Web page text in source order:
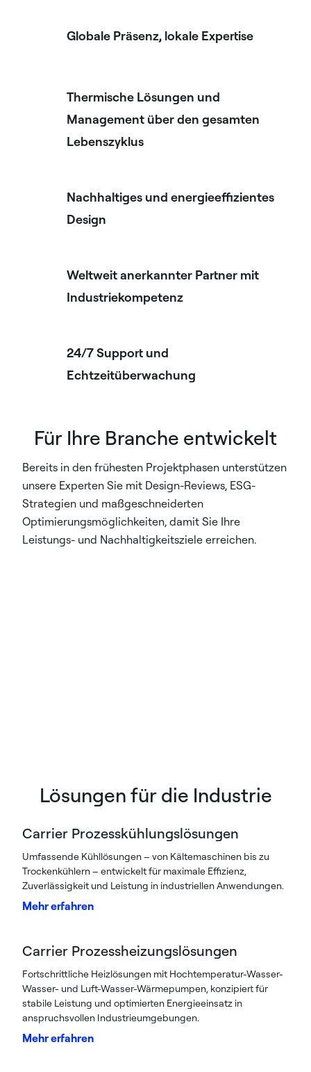
Globale Präsenz, lokale Expertise
Thermische Lösungen und
Management über den gesamten
Lebenszyklus
Nachhaltiges und energieeffizientes
Design
Weltweit anerkannter Partner mit
Industriekompetenz
24/7 Support und
Echtzeitüberwachung
Für Ihre Branche entwickelt
Bereits in den frühesten Projektphasen unterstützen
unsere Experten Sie mit Design-Reviews, ESG-
Strategien und maßgeschneiderten
Optimierungsmöglichkeiten, damit Sie Ihre
Leistungs- und Nachhaltigkeitsziele erreichen.
Lösungen für die Industrie
Carrier Prozesskühlungslösungen
Umfassende Kühllösungen – von Kältemaschinen bis zu
Trockenkühlern – entwickelt für maximale Effizienz,
Zuverlässigkeit und Leistung in industriellen Anwendungen.
Mehr erfahren
Carrier Prozessheizungslösungen
Fortschrittliche Heizlösungen mit Hochtemperatur-Wasser-
Wasser- und Luft-Wasser-Wärmepumpen, konzipiert für
stabile Leistung und optimierten Energieeinsatz in
anspruchsvollen Industrieumgebungen.
Mehr erfahren